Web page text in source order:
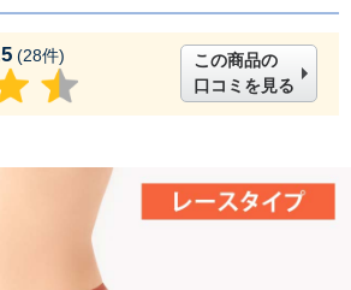
(28件)
この商品の
口コミを見る